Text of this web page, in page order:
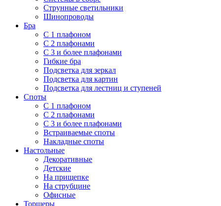
Струнные светильники
Шинопроводы
Бра
С 1 плафоном
С 2 плафонами
С 3 и более плафонами
Гибкие бра
Подсветка для зеркал
Подсветка для картин
Подсветка для лестниц и ступеней
Споты
С 1 плафоном
С 2 плафонами
С 3 и более плафонами
Встраиваемые споты
Накладные споты
Настольные
Декоративные
Детские
На прищепке
На струбцине
Офисные
Торшеры